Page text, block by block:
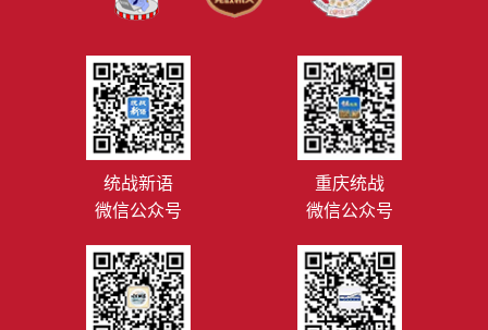
统战新语
微信公众号
重庆统战
微信公众号